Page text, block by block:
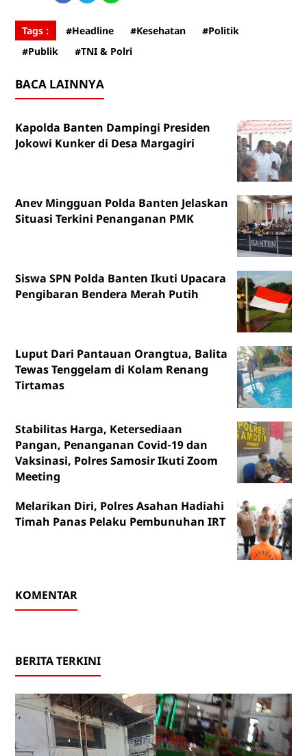
Tags : #Headline #Kesehatan
#Politik
#Publik
#TNI & Polri
BACA LAINNYA
Kapolda Banten Dampingi Presiden
Jokowi Kunker di Desa Margagiri
Anev Mingguan Polda Banten Jelaskan
Situasi Terkini Penanganan PMK
Siswa SPN Polda Banten Ikuti Upacara
Pengibaran Bendera Merah Putih
Luput Dari Pantauan Orangtua, Balita
Tewas Tenggelam di Kolam Renang
Tirtamas
Stabilitas Harga, Ketersediaan
Pangan, Penanganan Covid-19 dan
Vaksinasi, Polres Samosir Ikuti Zoom
Meeting
Melarikan Diri, Polres Asahan Hadiahi
Timah Panas Pelaku Pembunuhan IRT
KOMENTAR
BERITA TERKINI